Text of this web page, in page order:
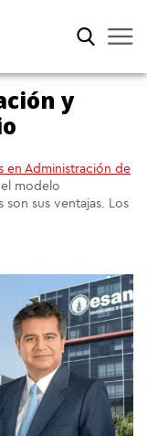
y
en Administración de
modelo
son sus ventajas. Los